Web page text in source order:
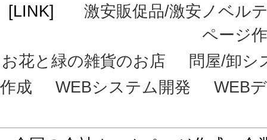
[LINK]
激安販促品/激安ノベル
ページ
お花と緑の雑貨のお店
問屋/卸シ
作成
WEBシステム開発 WEB